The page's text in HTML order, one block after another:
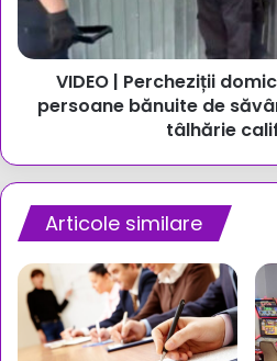
persoane
bănuite
de
săvârșirea
infracțiunii
calificată
VIDEO | Percheziții
persoane bănuite de
tâlhărie
Articole similare